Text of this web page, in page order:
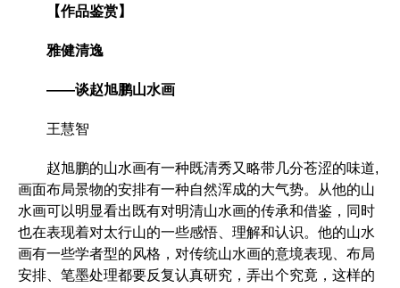
【作品鉴赏】
雅健清逸
——谈赵旭鹏山水画
王慧智
赵旭鹏的山水画有一种既清秀又略带几分苍涩的味道,
画面布局景物的安排有一种自然浑成的大气势。从他的山
水画可以明显看出既有对明清山水画的传承和借鉴，同时
也在表现着对太行山的一些感悟、理解和认识。他的山水
画有一些学者型的风格，对传统山水画的意境表现、布局
安排、笔墨处理都要反复认真研究，弄出个究竟，这样的